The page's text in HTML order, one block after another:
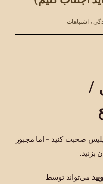
،اشتباهات
/
صحبت کنید - اما مجبور
بزنید.
می‌تواند توسط